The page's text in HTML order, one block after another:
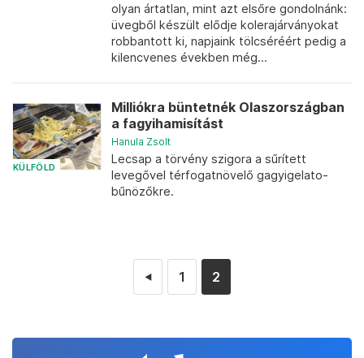
olyan ártatlan, mint azt elsőre gondolnánk:
üvegből készült elődje kolerajárványokat
robbantott ki, napjaink tölcséréért pedig a
kilencvenes években még...
KÜLFÖLD
Milliókra büntetnék Olaszországban
a fagyihamisítást
Hanula Zsolt
Lecsap a törvény szigora a sűrített
levegővel térfogatnövelő gagyigelato-
bűnözőkre.
◄ 1 2